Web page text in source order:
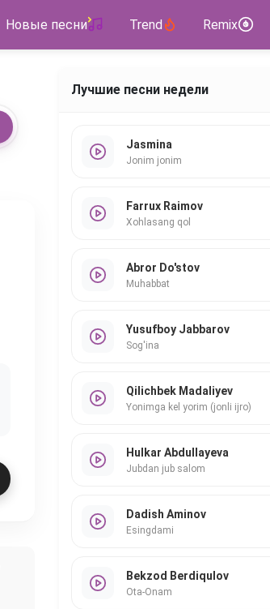
Новые песни Trend Remix
Лучшие песни недели
Jasmina
Jonim jonim
Farrux Raimov
Xohlasang qol
Abror Do'stov
Muhabbat
Yusufboy Jabbarov
Sog'ina
Qilichbek Madaliyev
Yonimga kel yorim (jonli ijro)
Hulkar Abdullayeva
Jubdan jub salom
Dadish Aminov
Esingdami
Bekzod Berdiqulov
Ota-Onam